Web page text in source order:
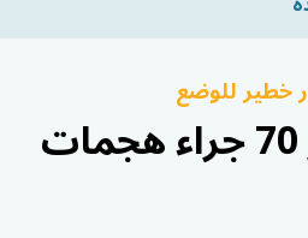
خطير للوضع
تصاعد العنف في وسط مالي.. حصيلة قتلى تتجاوز 70 جراء هجمات